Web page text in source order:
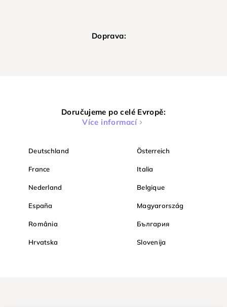
Doprava:
Doručujeme po celé Evropě:
Více informací
Deutschland Österreich
France Italia
Nederland Belgique
España Magyarország
România България
Hrvatska Slovenija